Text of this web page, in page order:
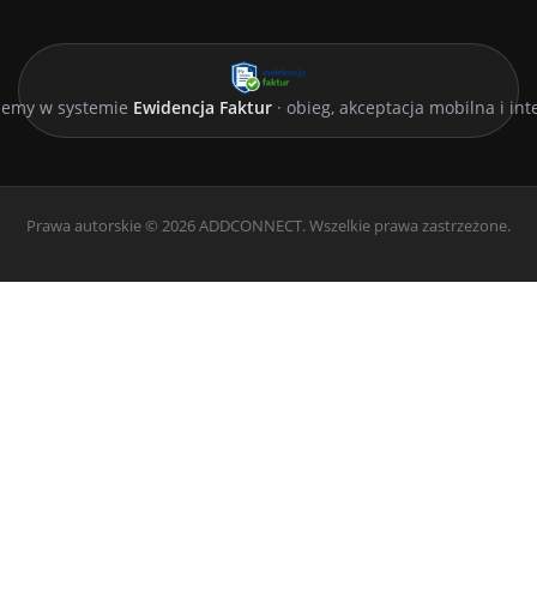
w systemie Ewidencja Faktur · obieg, akceptacja mobilna i
Prawa autorskie © 2026 ADDCONNECT. Wszelkie prawa zastrzeżone.